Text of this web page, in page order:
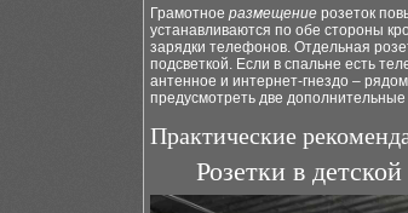
Грамотное размещение розеток
устанавливаются по обе стороны
зарядки телефонов. Отдельная
подсветкой. Если в спальне есть
антенное и интернет-гнездо –
предусмотреть две
Практические
Розетки в